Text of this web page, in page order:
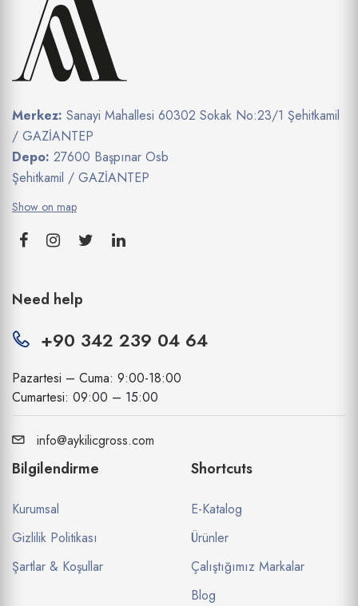
Merkez: Sanayi Mahallesi 60302 Sokak No:23/1 Şehitkamil
/ GAZİANTEP
Depo: 27600 Başpınar Osb
Şehitkamil / GAZİANTEP
Show on map
Need help
+90 342 239 04 64
Pazartesi – Cuma: 9:00-18:00
Cumartesi: 09:00 – 15:00
info@aykilicgross.com
Bilgilendirme
Kurumsal
Gizlilik Politikası
Şartlar & Koşullar
Shortcuts
E-Katalog
Ürünler
Çalıştığımız Markalar
Blog